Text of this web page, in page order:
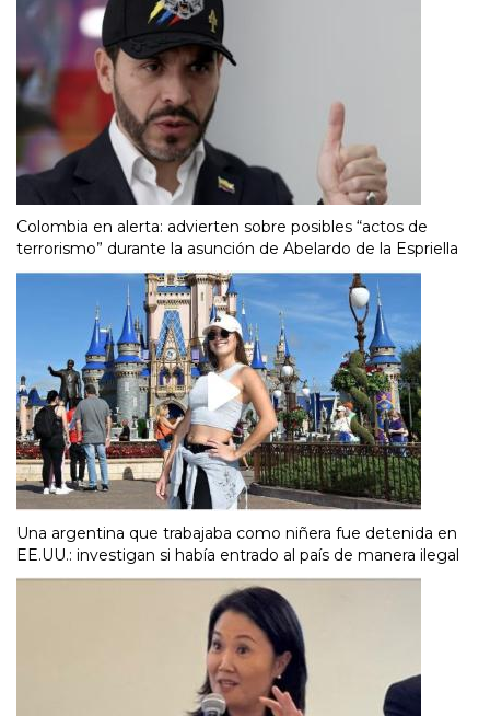
Colombia en alerta: advierten sobre posibles “actos de
terrorismo” durante la asunción de Abelardo de la Espriella
Una argentina que trabajaba como niñera fue detenida en
EE.UU.: investigan si había entrado al país de manera ilegal